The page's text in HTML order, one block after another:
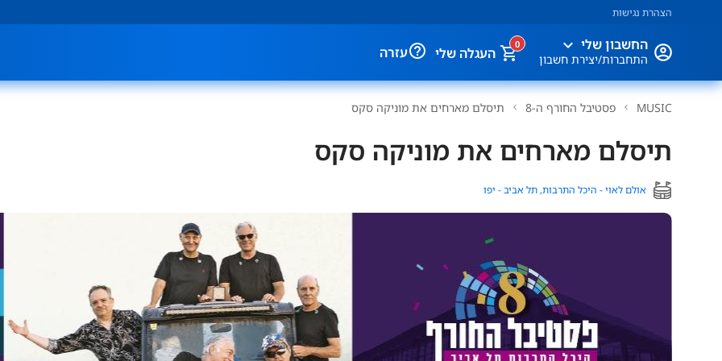
הצהרת נגישות
החשבון שלי expand_more
התחברות/יצירת חשבון העגלה שלי
0
help_outlineעזרה
MUSIC פסטיבל החורף ה-8 תיסלם מארחים את מוניקה סקס
תיסלם מארחים את מוניקה סקס
אולם לאוי - היכל התרבות, תל אביב - יפו